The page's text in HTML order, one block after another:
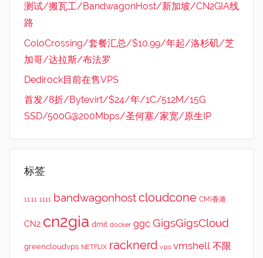
测试/搬瓦工/BandwagonHost/新加坡/CN2GIA线
路
ColoCrossing/套餐汇总/$10.99/年起/洛杉矶/芝
加哥/达拉斯/布法罗
Dedirock目前在售VPS
首发/8折/Bytevirt/$24/年/1C/512M/15G
SSD/500G@200Mbps/圣何塞/家宽/原生IP
标签
11.11 1111 bandwagonhostcloudcone CMI香港
CN2 cn2gia dmit docker ggc GigsGigsCloud
greencloudvps NETFLIX racknerd v.ps vmshell 不限